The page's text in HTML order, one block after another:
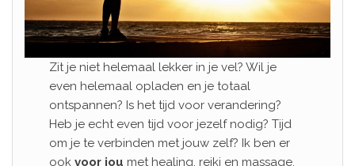
Zit je niet helemaal lekker in je vel? Wil je
even helemaal opladen en je totaal
ontspannen? Is het tijd voor verandering?
Heb je echt even tijd voor jezelf nodig? Tijd
om je te verbinden met jouw zelf? Ik ben er
ook voor jou met healing, reiki en massage.